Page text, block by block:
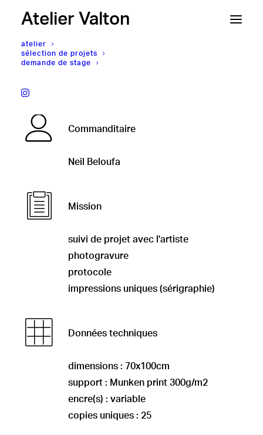
Atelier Valton
atelier
sélection de projets
demande de stage
Neil Beloufa,
Commanditaire
Neil Beloufa
Mission
suivi de projet avec l'artiste
photogravure
protocole
impressions uniques (sérigraphie)
Données techniques
dimensions : 70x100cm
support : Munken print 300g/m2
encre(s) : variable
copies uniques : 25